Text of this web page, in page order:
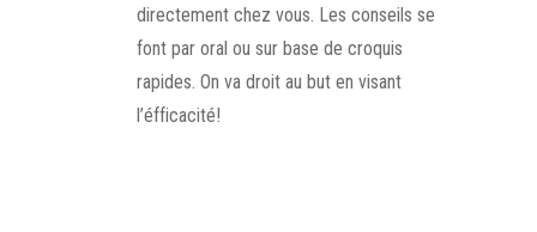
directement chez vous. Les conseils se
font par oral ou sur base de croquis
rapides. On va droit au but en visant
l’éfficacité!